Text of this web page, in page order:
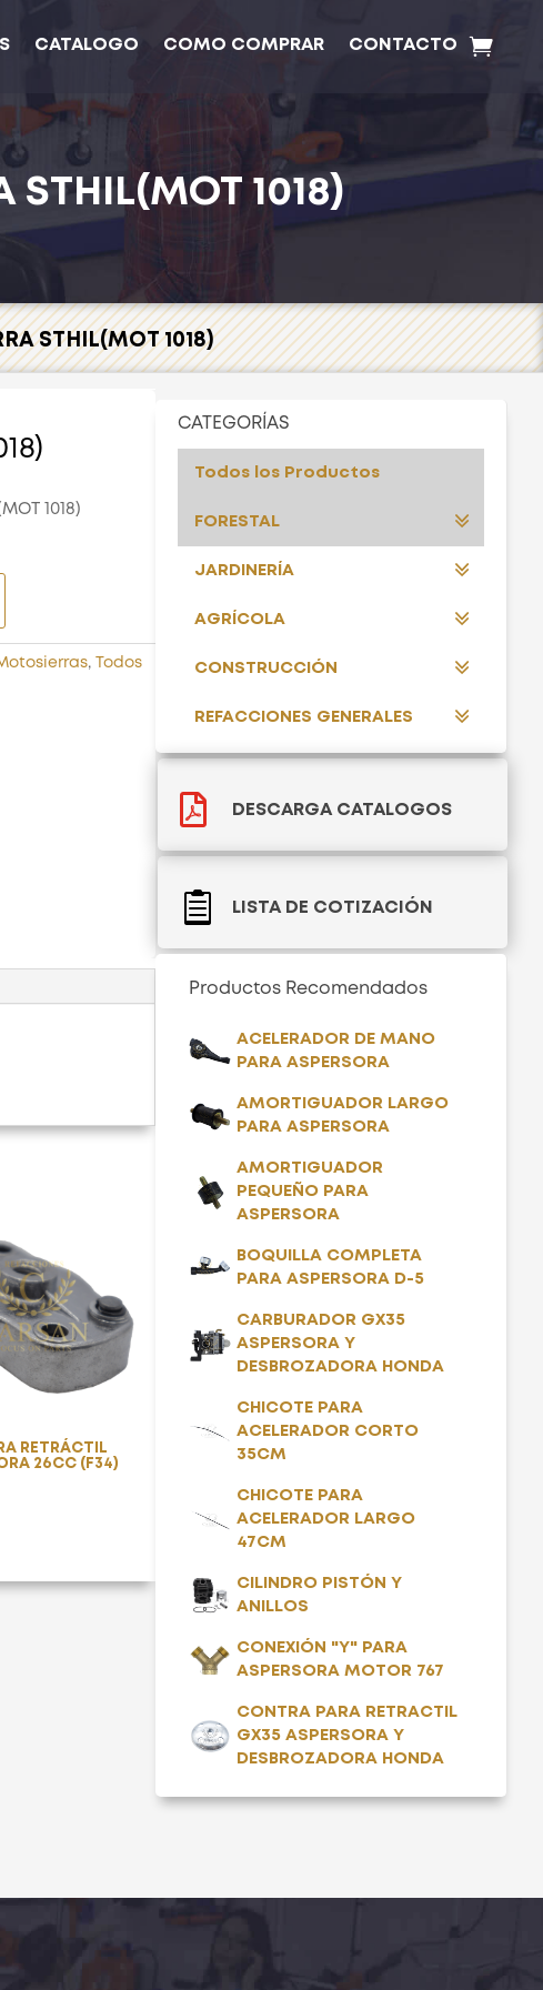
CATALOGO COMO COMPRAR CONTACTO
STHIL(MOT 1018)
STHIL(MOT 1018)
1018)
, Todos
RETRÁCTIL
26CC (F34)
CATEGORÍAS
Todos los Productos
FORESTAL
JARDINERÍA
AGRÍCOLA
CONSTRUCCIÓN
REFACCIONES GENERALES
 DESCARGA CATALOGOS
 LISTA DE COTIZACIÓN
Productos Recomendados
ACELERADOR DE MANO
PARA ASPERSORA
AMORTIGUADOR LARGO
PARA ASPERSORA
AMORTIGUADOR
PEQUEÑO PARA
ASPERSORA
BOQUILLA COMPLETA
PARA ASPERSORA D-5
CARBURADOR GX35
ASPERSORA Y
DESBROZADORA HONDA
CHICOTE PARA
ACELERADOR CORTO
35CM
CHICOTE PARA
ACELERADOR LARGO
47CM
CILINDRO PISTÓN Y
ANILLOS
CONEXIÓN "Y" PARA
ASPERSORA MOTOR 767
CONTRA PARA RETRACTIL
GX35 ASPERSORA Y
DESBROZADORA HONDA